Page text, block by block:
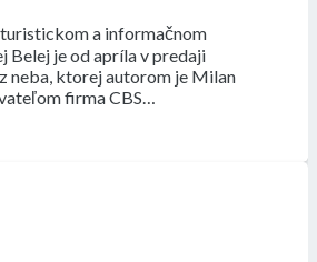
a informačnom
Belej je od apríla v predaji
neba, ktorej autorom je Milan
firma CBS…